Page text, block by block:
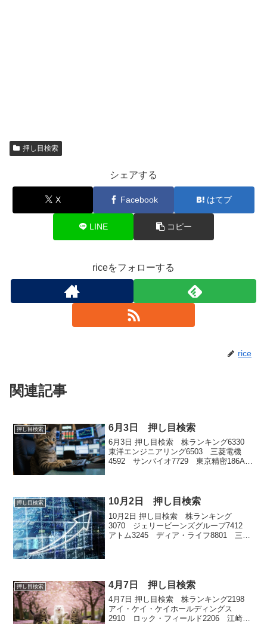
押し目検索
シェアする
X Facebook はてブ
LINE コピー
riceをフォローする
rice
関連記事
押し目検索 6月3日 押し目検索
6月3日 押し目検索 株ランキング6330
東洋エンジニアリング6503 三菱電機
4592 サンバイオ7729 東京精密186A
押し目検索 10月2日 押し目検索
10月2日 押し目検索 株ランキング
3070 ジェリービーンズグループ7412
アトム3245 ディア・ライフ8801 三井
押し目検索 4月7日 押し目検索
4月7日 押し目検索 株ランキング2198
アイ・ケイ・ケイホールディングス
2910 ロック・フィールド2206 江崎グ